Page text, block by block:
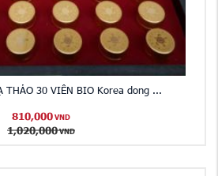
THẢO 30 VIÊN BIO Korea dong ...
810,000 VND
1,020,000 VND